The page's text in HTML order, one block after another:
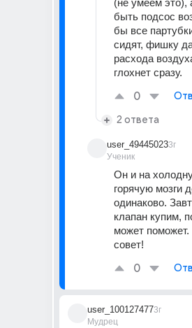
(не умеем это),
быть подсос
бы все
сидят, фишку
расхода
глохнет сразу.
0
2 ответа
user_49445023
Ученик
3г
Он и на
горячую мозги
одинаково.
клапан купим,
может
совет!
0
user_100127477
Мудрец
3г